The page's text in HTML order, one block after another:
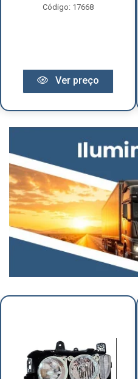
Código: 17668
Ver preço